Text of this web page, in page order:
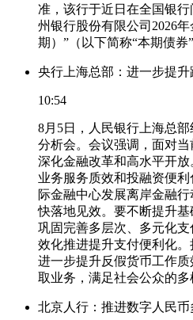
准，该行于近日在全国银
州银行股份有限公司2026
期）”（以下简称“本期债券”
央行上海总部：进一步提
10:54
8月5日，人民银行上海总
分析会。会议强调，面对
深化金融改革和高水平开
业务服务质效和投融资便
际金融中心发展离岸金融
快落地见效。要不断提升
巩固完善多层次、多元化
效化推进提升支付便利化。
进一步提升反假货币工作
取业务，满足社会公众的多
北京人行：推进数字人民